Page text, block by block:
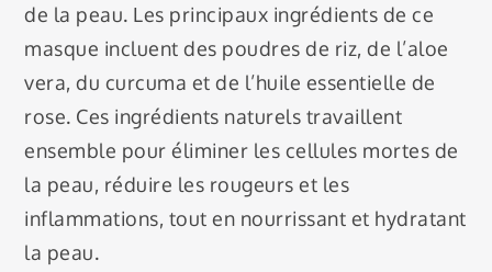
de la peau. Les principaux ingrédients de ce
masque incluent des poudres de riz, de l’aloe
vera, du curcuma et de l’huile essentielle de
rose. Ces ingrédients naturels travaillent
ensemble pour éliminer les cellules mortes de
la peau, réduire les rougeurs et les
inflammations, tout en nourrissant et hydratant
la peau.